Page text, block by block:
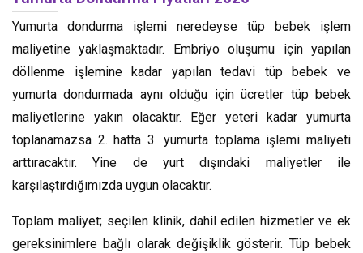
Yumurta dondurma işlemi neredeyse tüp bebek işlem
maliyetine yaklaşmaktadır. Embriyo oluşumu için yapılan
döllenme işlemine kadar yapılan tedavi tüp bebek ve
yumurta dondurmada aynı olduğu için ücretler tüp bebek
maliyetlerine yakın olacaktır. Eğer yeteri kadar yumurta
toplanamazsa 2. hatta 3. yumurta toplama işlemi maliyeti
arttıracaktır. Yine de yurt dışındaki maliyetler ile
karşılaştırdığımızda uygun olacaktır.
Toplam maliyet; seçilen klinik, dahil edilen hizmetler ve ek
gereksinimlere bağlı olarak değişiklik gösterir. Tüp bebek